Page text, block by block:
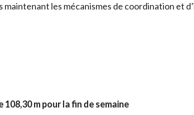
les mécanismes de coordination et
m pour la fin de semaine